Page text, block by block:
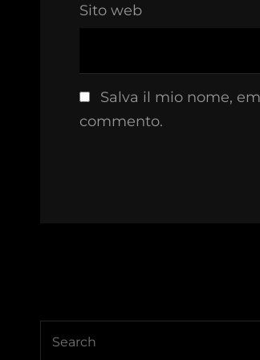
Sito web
Salva il mio nome,
commento.